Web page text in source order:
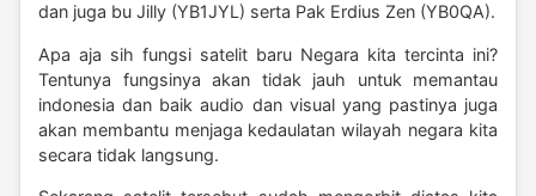
dan juga bu Jilly (YB1JYL) serta Pak Erdius Zen (YB0QA).
Apa aja sih fungsi satelit baru Negara kita tercinta ini?
Tentunya fungsinya akan tidak jauh untuk memantau
indonesia dan baik audio dan visual yang pastinya juga
akan membantu menjaga kedaulatan wilayah negara kita
secara tidak langsung.